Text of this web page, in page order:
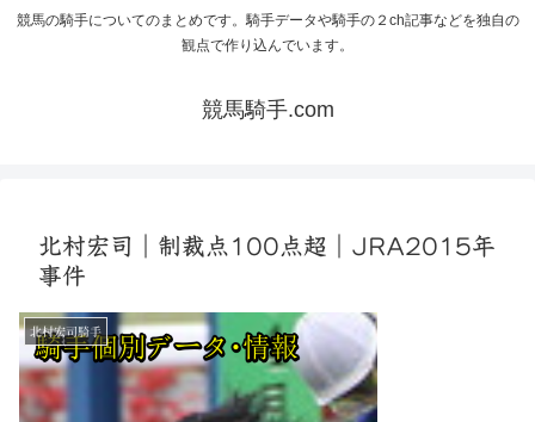
競馬の騎手についてのまとめです。騎手データや騎手の２ch記事などを独自の
観点で作り込んでいます。
競馬騎手.com
北村宏司｜制裁点100点超｜JRA2015年
事件
北村宏司騎手